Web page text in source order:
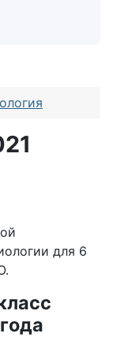
для 6